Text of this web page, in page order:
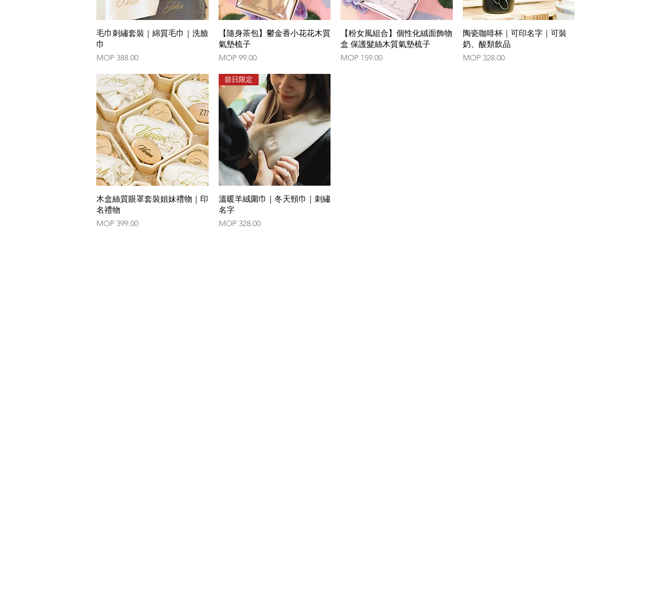
Quick View
毛巾刺繡套裝｜綿質毛巾｜洗臉
巾
Price
MOP 388.00
Quick View
【隨身茶包】鬱金香小花花木質
氣墊梳子
Price
MOP 99.00
Quick View
【粉女風組合】個性化絨面飾物
盒 保護髮絲木質氣墊梳子
Price
MOP 159.00
Quick View
陶瓷咖啡杯｜可印名字｜可裝
奶、酸類飲品
Price
MOP 328.00
Quick View
木盒絲質眼罩套裝姐妹禮物｜印
名禮物
Price
MOP 399.00
Quick View
節日限定
溫暖羊絨圍巾｜冬天頸巾｜刺繡
名字
Price
MOP 328.00